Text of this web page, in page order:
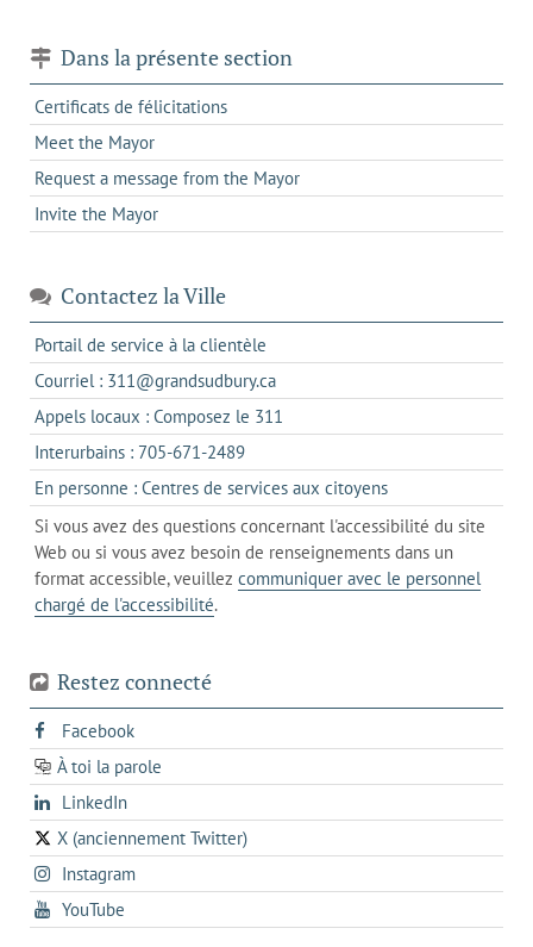
Dans la présente section
Certificats de félicitations
Meet the Mayor
Request a message from the Mayor
Invite the Mayor
Contactez la Ville
Portail de service à la clientèle
dans
un
nouvel
Courriel : 311@grandsudbury.cas'ouvre
dans
votre
de
messagerie
Appels locaux : Composez le 311
dans
un
client
de
votre
téléphone
Interurbains : 705-671-2489s'ouvre
dans
un
client
de
votre
En personne : Centres de services aux citoyenss'ouvre
dans
l'onglet
actuel
Si vous avez des questions concernant l'accessibilité du site
Web ou si vous avez besoin de renseignements dans un
format accessible, veuillez communiquer avec le personnel
chargé de l'accessibilité.
Restez connecté
Facebooks'ouvre
dans
un
onglet
À toi la parole
opens
in
a
new
tab
LinkedInopens
in
a
new
X (anciennement Twitter)
s'ouvre
dans
un
nouvel
Instagrams'ouvre
dans
un
YouTube
dans